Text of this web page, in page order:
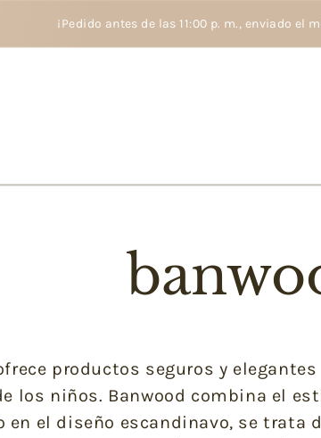
¡Pedido antes de las 11:00 p. m., enviado el
productos seguros y
los niños. Banwood combina el
en el diseño escandinavo, se